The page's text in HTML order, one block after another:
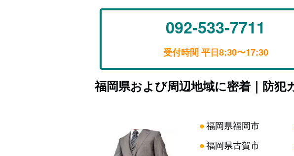
092-533-7711
受付時間 平日8:30〜17:30
福岡県および周辺地域に密着｜防
●福岡県福岡市
●福岡県古賀市